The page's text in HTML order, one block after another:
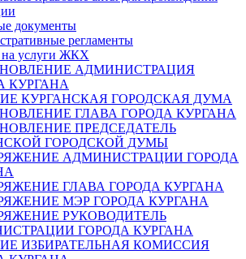
документы
регламенты
услуги ЖКХ
АДМИНИСТРАЦИЯ
КУРГАНА
КУРГАНСКАЯ ГОРОДСКАЯ ДУМА
ГЛАВА ГОРОДА КУРГАНА
ПРЕДСЕДАТЕЛЬ
ГОРОДСКОЙ ДУМЫ
АДМИНИСТРАЦИИ ГОРОДА
ГЛАВА ГОРОДА КУРГАНА
МЭР ГОРОДА КУРГАНА
РУКОВОДИТЕЛЬ
ГОРОДА КУРГАНА
ИЗБИРАТЕЛЬНАЯ КОМИССИЯ